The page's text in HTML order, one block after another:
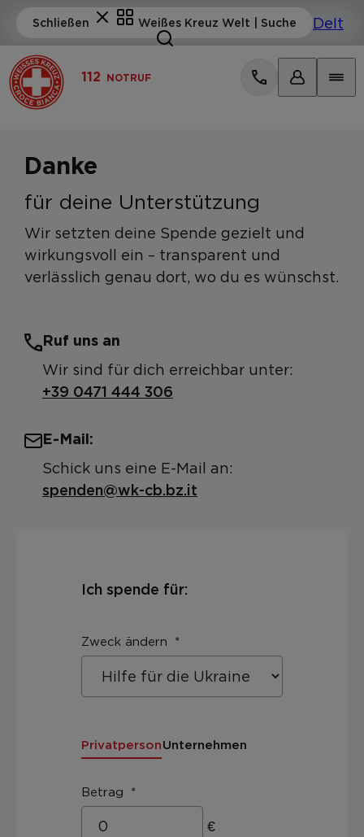
112 NOTRUF
Ich spende für:
Zweck ändern
PrivatpersonUnternehmen
Betrag
€
Danke
für deine Unterstützung
Wir setzten deine Spende gezielt und
wirkungsvoll ein – transparent und
verlässlich genau dort, wo du es wünschst.
Ruf uns an
Wir sind für dich erreichbar unter:
+39 0471 444 306
E-Mail:
Schick uns eine E-Mail an:
spenden@wk-cb.bz.it